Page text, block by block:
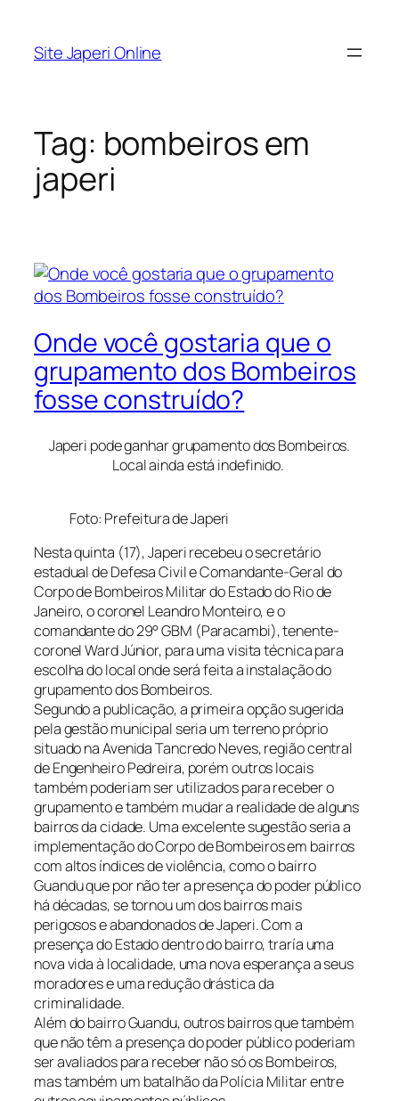
Site Japeri Online
Tag: bombeiros em
japeri
Onde você gostaria que o
grupamento dos Bombeiros
fosse construído?
Japeri pode ganhar grupamento dos Bombeiros.
Local ainda está indefinido.
Foto: Prefeitura de Japeri
Nesta quinta (17), Japeri recebeu o secretário
estadual de Defesa Civil e Comandante-Geral do
Corpo de Bombeiros Militar do Estado do Rio de
Janeiro, o coronel Leandro Monteiro, e o
comandante do 29° GBM (Paracambi), tenente-
coronel Ward Júnior, para uma visita técnica para
escolha do local onde será feita a instalação do
grupamento dos Bombeiros.
Segundo a publicação, a primeira opção sugerida
pela gestão municipal seria um terreno próprio
situado na Avenida Tancredo Neves, região central
de Engenheiro Pedreira, porém outros locais
também poderiam ser utilizados para receber o
grupamento e também mudar a realidade de alguns
bairros da cidade. Uma excelente sugestão seria a
implementação do Corpo de Bombeiros em bairros
com altos índices de violência, como o bairro
Guandu que por não ter a presença do poder público
há décadas, se tornou um dos bairros mais
perigosos e abandonados de Japeri. Com a
presença do Estado dentro do bairro, traría uma
nova vida à localidade, uma nova esperança a seus
moradores e uma redução drástica da
criminalidade.
Além do bairro Guandu, outros bairros que também
que não têm a presença do poder público poderiam
ser avaliados para receber não só os Bombeiros,
mas também um batalhão da Polícia Militar entre